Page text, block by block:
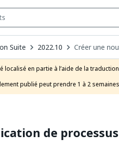
Suite 2022.10 Créer une
localisé en partie à l’aide de la
publié peut prendre 1 à 2
de processus